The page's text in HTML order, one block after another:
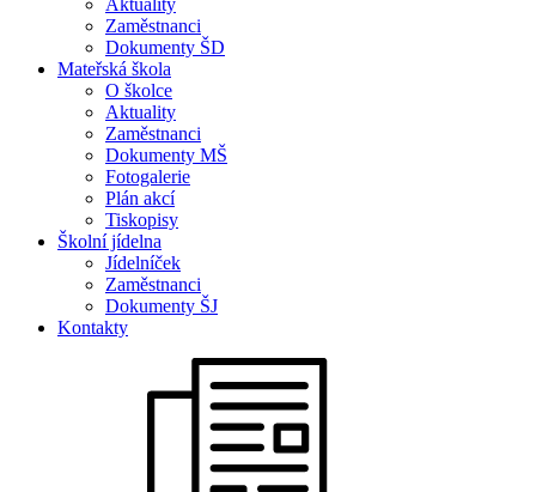
Aktuality
Zaměstnanci
Dokumenty ŠD
Mateřská škola
O školce
Aktuality
Zaměstnanci
Dokumenty MŠ
Fotogalerie
Plán akcí
Tiskopisy
Školní jídelna
Jídelníček
Zaměstnanci
Dokumenty ŠJ
Kontakty